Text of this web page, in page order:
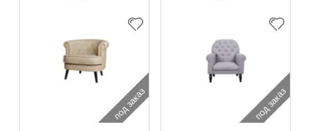
под заказ под заказ